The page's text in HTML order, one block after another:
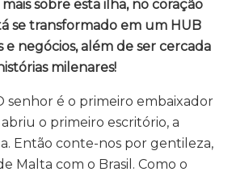
sobre esta ilha, no coração
se transformado em um HUB
e negócios, além de ser cercada
milenares!
senhor é o primeiro embaixador
o primeiro escritório, a
Então conte-nos por gentileza,
Malta com o Brasil. Como o